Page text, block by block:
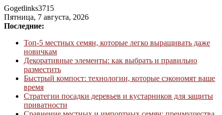
Gogetlinks3715
Пятница, 7 августа, 2026
Последние:
Топ-5 местных семян, которые легко выращивать даже
новичкам
Декоративные элементы: как выбрать и правильно
разместить
Быстрый компост: технологии, которые сэкономят ваше
время
Стратегии посадки деревьев и кустарников для защиты
приватности